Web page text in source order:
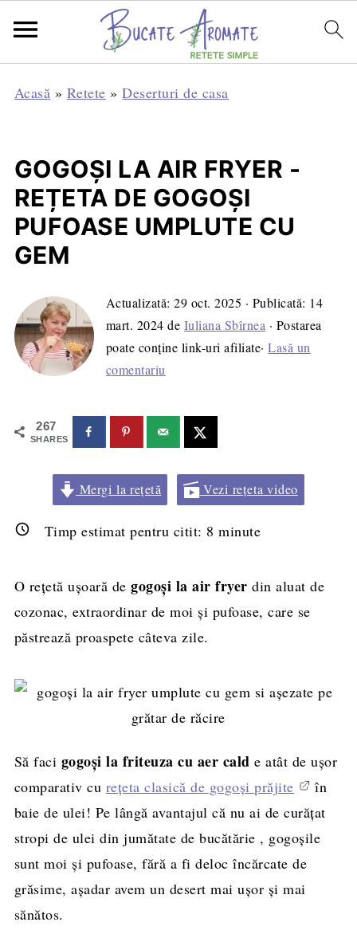
Acasă » Retete »Deserturi de casa
GOGOȘI LA AIR FRYER -
REȚETA DE GOGOȘI
PUFOASE UMPLUTE CU
GEM
Actualizată:29 oct. 2025 · Publicată: 14
mart. 2024 de Iuliana Sbîrnea · Postarea
poate conține link-uri afiliate·Lasă un
comentariu
267
SHARES
Mergi la rețetă Vezi rețeta video
Timp estimat pentru citit: 8 minute
O rețetă ușoară degogoși la air fryer din aluat de
cozonac, extraordinar de moi și pufoase, care se
păstrează proaspete câteva zile.
Să faci gogoși la friteuza cu aer cald e atât de ușor
comparativ cu rețeta clasică de gogoși prăjite
în
baie de ulei! Pe lângă avantajul că nu ai de curățat
stropi de ulei din jumătate de bucătărie , gogoșile
sunt moi și pufoase, fără a fi deloc încărcate de
grăsime, așadar avem un desert mai ușor și mai
sănătos.